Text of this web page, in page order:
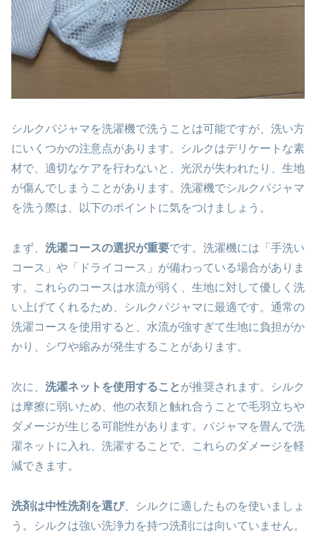
シルクパジャマを洗濯機で洗うことは可能ですが、洗い方
にいくつかの注意点があります。シルクはデリケートな素
材で、適切なケアを行わないと、光沢が失われたり、生地
が傷んでしまうことがあります。洗濯機でシルクパジャマ
を洗う際は、以下のポイントに気をつけましょう。
まず、 洗濯コースの選択が重要です。洗濯機には「手洗い
コース」や「ドライコース」が備わっている場合がありま
す。これらのコースは水流が弱く、生地に対して優しく洗
い上げてくれるため、シルクパジャマに最適です。通常の
洗濯コースを使用すると、水流が強すぎて生地に負担がか
かり、シワや縮みが発生することがあります。
次に、 洗濯ネットを使用することが推奨されます。シルク
は摩擦に弱いため、他の衣類と触れ合うことで毛羽立ちや
ダメージが生じる可能性があります。パジャマを畳んで洗
濯ネットに入れ、洗濯することで、これらのダメージを軽
減できます。
洗剤は中性洗剤を選び、シルクに適したものを使いましょ
う。シルクは強い洗浄力を持つ洗剤には向いていません。